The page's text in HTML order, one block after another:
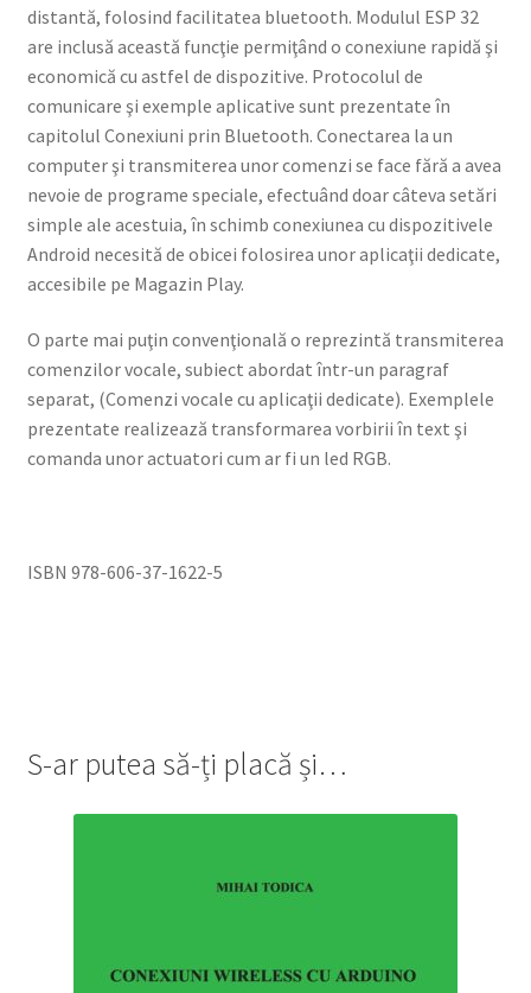
distantă, folosind facilitatea bluetooth. Modulul ESP 32
are inclusă această funcţie permiţând o conexiune rapidă şi
economică cu astfel de dispozitive. Protocolul de
comunicare şi exemple aplicative sunt prezentate în
capitolul Conexiuni prin Bluetooth. Conectarea la un
computer şi transmiterea unor comenzi se face fără a avea
nevoie de programe speciale, efectuând doar câteva setări
simple ale acestuia, în schimb conexiunea cu dispozitivele
Android necesită de obicei folosirea unor aplicaţii dedicate,
accesibile pe Magazin Play.
O parte mai puţin convenţională o reprezintă transmiterea
comenzilor vocale, subiect abordat într-un paragraf
separat, (Comenzi vocale cu aplicaţii dedicate). Exemplele
prezentate realizează transformarea vorbirii în text şi
comanda unor actuatori cum ar fi un led RGB.
ISBN 978-606-37-1622-5
S-ar putea să-ți placă și…